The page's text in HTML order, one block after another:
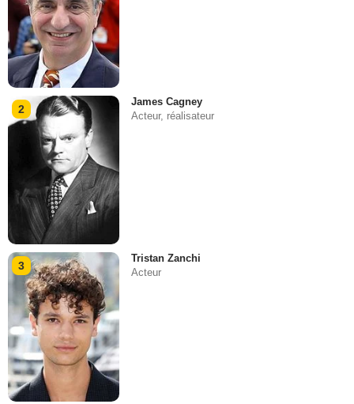
2
James Cagney
Acteur, réalisateur
3
Tristan Zanchi
Acteur